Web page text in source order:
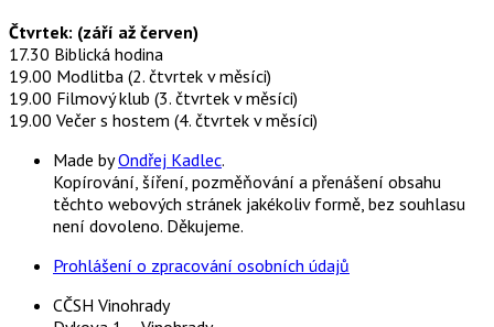
Čtvrtek: (září až červen)
17.30 Biblická hodina
19.00 Modlitba (2. čtvrtek v měsíci)
19.00 Filmový klub (3. čtvrtek v měsíci)
19.00 Večer s hostem (4. čtvrtek v měsíci)
Made byOndřej Kadlec.
Kopírování, šíření, pozměňování a přenášení obsahu
těchto webových stránek jakékoliv formě, bez souhlasu
není dovoleno. Děkujeme.
Prohlášení o zpracování osobních údajů
CČSH Vinohrady